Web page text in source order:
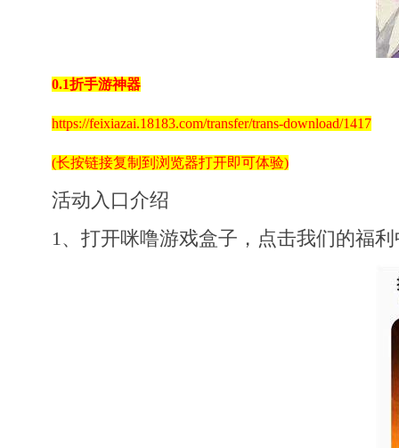
0.1折手游神器
https://feixiazai.18183.com/transfer/trans-download/1417
(长按链接复制到浏览器打开即可体验)
活动入口介绍
1、打开咪噜游戏盒子，点击我们的福